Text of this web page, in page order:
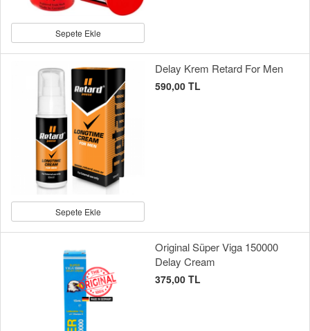
Sepete Ekle
Sepete Ekle
Delay Krem Retard For Men
590,00 TL
Original Süper Viga 150000
Delay Cream
375,00 TL